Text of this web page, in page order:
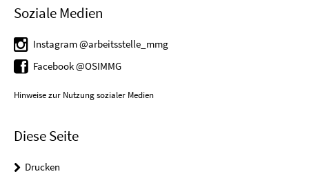
Soziale Medien
Instagram @arbeitsstelle_mmg
Facebook @OSIMMG
Hinweise zur Nutzung sozialer Medien
Diese Seite
Drucken